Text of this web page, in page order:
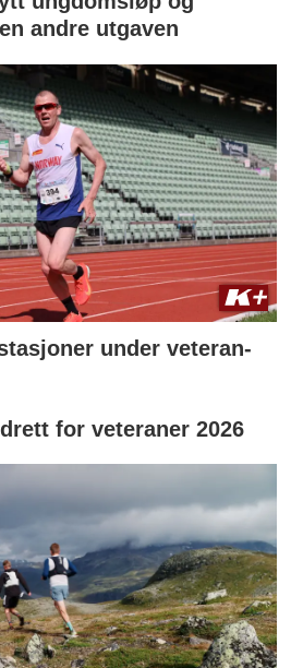
andre utgaven
under veteran-
for veteraner 2026